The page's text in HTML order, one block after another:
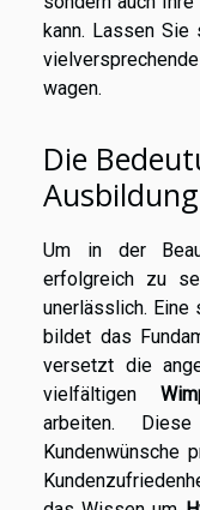
kann. Lassen Sie
wagen.
Die
Ausbildung
Um in der
erfolgreich zu
unerlässlich.
bildet das
versetzt die
vielfältigen
arbeiten.
Kundenwünsche